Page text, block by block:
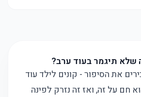
תיגמר בעוד ערב?
את הסיפור - קונים לילד עוד
חם על זה, ואז זה נזרק לפינה